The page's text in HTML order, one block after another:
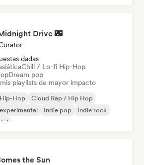
Drive 🌃
dadas
Chill / Lo-fi Hip-Hop
Dream pop
playlists de mayor impacto
Hop
Cloud Rap / Hip Hop
Indie pop
Indie rock
the Sun